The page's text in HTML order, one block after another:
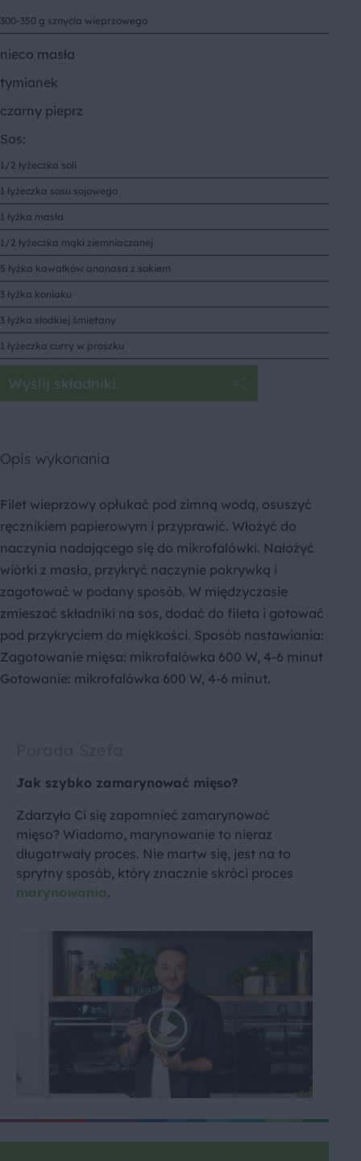
300-350 g sznycla wieprzowego
nieco masła
tymianek
czarny pieprz
Sos:
1/2 łyżeczka soli
1 łyżeczka sosu sojowego
1 łyżka masła
1/2 łyżeczka mąki ziemniaczanej
5 łyżka kawałków ananasa z sokiem
3 łyżka koniaku
3 łyżka słodkiej śmietany
1 łyżeczka curry w proszku
Wyślij składniki
Opis wykonania
Filet wieprzowy opłukać pod zimną wodą, osuszyć
ręcznikiem papierowym i przyprawić. Włożyć do
naczynia nadającego się do mikrofalówki. Nałożyć
wiórki z masła, przykryć naczynie pokrywką i
zagotować w podany sposób. W międzyczasie
zmieszać składniki na sos, dodać do fileta i gotować
pod przykryciem do miękkości. Sposób nastawiania:
Zagotowanie mięsa: mikrofalówka 600 W, 4-6 minut
Gotowanie: mikrofalówka 600 W, 4-6 minut.
Jak szybko zamarynować mięso?
Zdarzyło Ci się zapomnieć zamarynować
mięso? Wiadomo, marynowanie to nieraz
długotrwały proces. Nie martw się, jest na to
sprytny sposób, który znacznie skróci proces
marynowania.